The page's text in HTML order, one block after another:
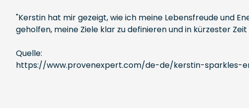
"Kerstin hat mir gezeigt, wie ich meine Lebensfreude und
geholfen, meine Ziele klar zu definieren und in kürzester
Quelle:
https://www.provenexpert.com/de-de/kerstin-sparkles-